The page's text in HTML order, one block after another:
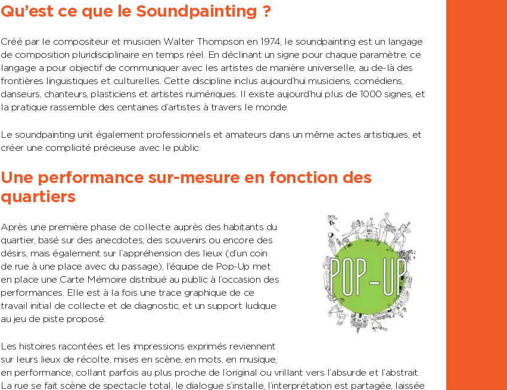
Qu’est ce que le Soundpainting ?
Créé par le compositeur et musicien Walter Thompson en 1974, le soundpainting est un langage
de composition pluridisciplinaire en temps réel. En déclinant un signe pour chaque paramètre, ce
langage a pour objectif de communiquer avec les artistes de manière universelle, au de-là des
frontières linguistiques et culturelles. Cette discipline inclus aujourd’hui musiciens, comédiens,
danseurs, chanteurs, plasticiens et artistes numériques. Il existe aujourd’hui plus de 1000 signes, et
la pratique rassemble des centaines d’artistes à travers le monde.
Le soundpainting unit également professionnels et amateurs dans un même actes artistiques, et
créer une complicité précieuse avec le public.
Une performance sur-mesure en fonction des
quartiers
Après une première phase de collecte auprès des habitants du
quartier, basé sur des anecdotes, des souvenirs ou encore des
désirs, mais également sur l’appréhension des lieux (d’un coin
de rue à une place avec du passage), l’équipe de Pop-Up met
en place une Carte Mémoire distribué au public à l’occasion des
performances. Elle est à la fois une trace graphique de ce
travail initial de collecte et de diagnostic, et un support ludique
au jeu de piste proposé.
Les histoires racontées et les impressions exprimés reviennent
sur leurs lieux de récolte, mises en scène, en mots, en musique,
en performance, collant parfois au plus proche de l’original ou vrillant vers l’absurde et l’abstrait.
La rue se fait scène de spectacle total, le dialogue s’installe, l’interprétation est partagée, laissée